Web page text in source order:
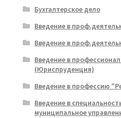
Бухгалтерское дело
Введение в
Введение в
Введение в
(Юриспруденция)
Введение в профессию
Введение в
муниципальное